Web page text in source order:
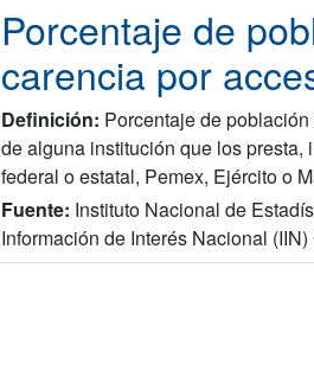
Porcentaje de
carencia por
Definición: Porcentaje de
de alguna institución que los
federal o estatal, Pemex, Ejército o
Fuente: Instituto Nacional de
Información de Interés Nacional